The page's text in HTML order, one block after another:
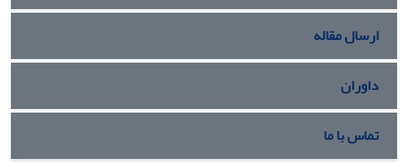
ارسال مقاله
داوران
تماس با ما